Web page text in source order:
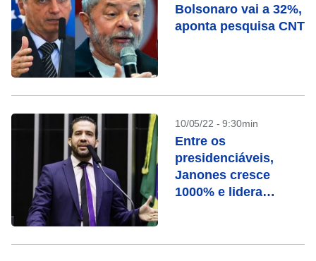
Bolsonaro vai a 32%,
aponta pesquisa CNT
10/05/22 - 9:30min
Entre os
presidenciáveis,
Janones cresce
1000% e lidera